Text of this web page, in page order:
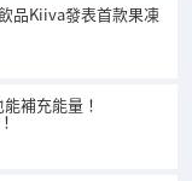
品Kiiva發表首款果凍
補充能量！